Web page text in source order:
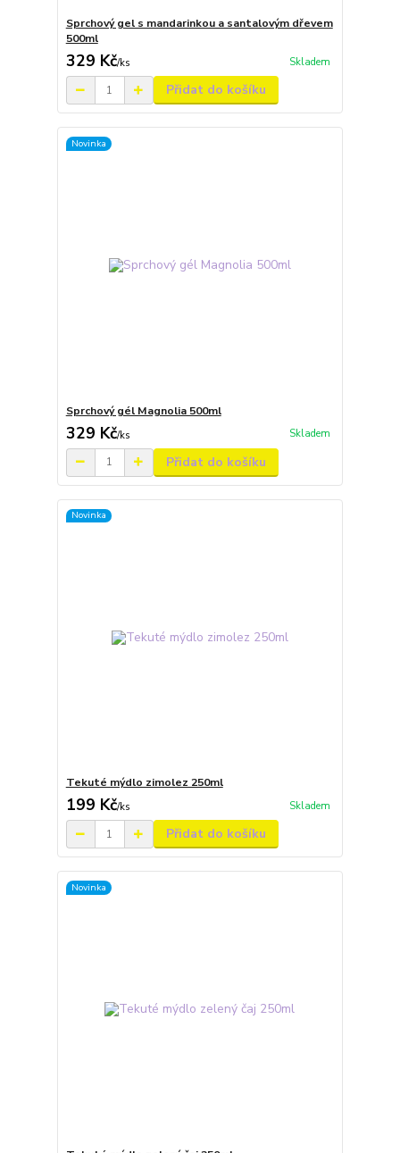
Sprchový gel s mandarinkou a santalovým dřevem
500ml
329 Kč/ks Skladem
Přidat do košíku
Novinka
Sprchový gél Magnolia 500ml
329 Kč/ks Skladem
Přidat do košíku
Novinka
Tekuté mýdlo zimolez 250ml
199 Kč/ks Skladem
Přidat do košíku
Novinka